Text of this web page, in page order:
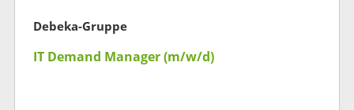
Debeka-Gruppe
IT Demand Manager (m/w/d)